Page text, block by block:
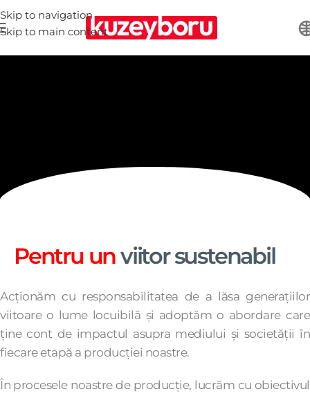
Skip to navigation
Skip to main content
Pentru unviitor sustenabil
Acționăm cu responsabilitatea de a lăsa generațiilor
viitoare o lume locuibilă și adoptăm o abordare care
ține cont de impactul asupra mediului și societății în
fiecare etapă a producției noastre.
În procesele noastre de producție, lucrăm cu obiectivul